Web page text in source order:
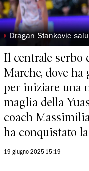
◗ Dragan Stankovic
Il centrale serbo
Marche, dove ha
per iniziare una
maglia della
coach
ha conquistato la
19 giugno 2025 15:19